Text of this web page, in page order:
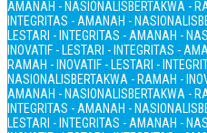
AMANAH - NASIONALISBERTAKWA -
INTEGRITAS - AMANAH - NASIONALIS
LESTARI - INTEGRITAS - AMANAH -
INOVATIF - LESTARI - INTEGRITAS -
RAMAH - INOVATIF - LESTARI -
NASIONALISBERTAKWA - RAMAH -
AMANAH - NASIONALISBERTAKWA -
INTEGRITAS - AMANAH - NASIONALIS
LESTARI - INTEGRITAS - AMANAH -